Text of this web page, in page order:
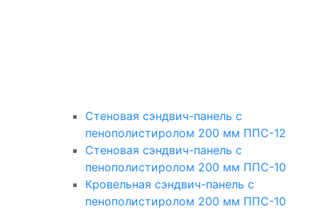
Стеновая сэндвич-панель с
пенополистиролом 200 мм ППС-12
Стеновая сэндвич-панель с
пенополистиролом 200 мм ППС-10
Кровельная сэндвич-панель с
пенополистиролом 200 мм ППС-10